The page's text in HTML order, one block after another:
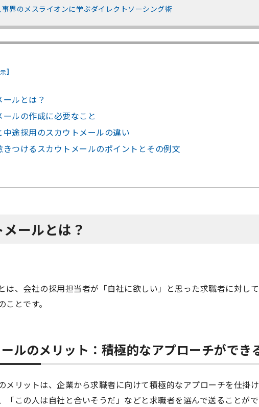
界のメスライオンに学ぶダイレクトソーシング術
]
ルとは？
ールの作成に必要なこと
中途採用のスカウトメールの違い
きつけるスカウトメールのポイントとその例文
ールとは？
は、会社の採用担当者が「自社に欲しい」と思った求職者に対し
とです。
ルのメリット：積極的なアプローチができ
メリットは、企業から求職者に向けて積極的なアプローチを仕掛
「この人は自社と合いそうだ」などと求職者を選んで送ることがで